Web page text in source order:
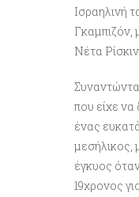
Ισραηλινή
Γκαμπιζόν,
Νέτα Ρίσκιν.
που είχε να
ένας
μεσήλικος,
έγκυος
19χρονος